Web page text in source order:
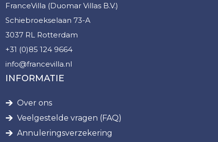
FranceVilla (Duomar Villas B.V.)
Schiebroekselaan 73-A
3037 RL Rotterdam
+31 (0)85 124 9664
info@francevilla.nl
INFORMATIE
Over ons
Veelgestelde vragen (FAQ)
Annuleringsverzekering